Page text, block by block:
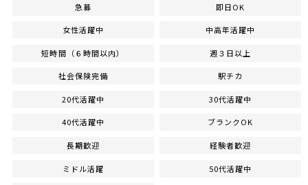
急募 即日OK
女性活躍中 中高年活躍中
短時間（６時間以内） 週３日以上
社会保険完備 駅チカ
20代活躍中 30代活躍中
40代活躍中 ブランクOK
長期歓迎 経験者歓迎
ミドル活躍 50代活躍中